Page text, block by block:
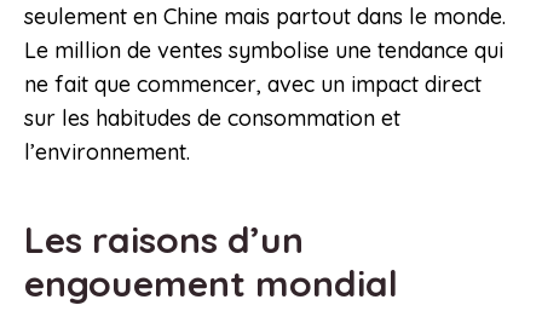
seulement en Chine mais partout dans le monde.
Le million de ventes symbolise une tendance qui
ne fait que commencer, avec un impact direct
sur les habitudes de consommation et
l’environnement.
Les raisons d’un
engouement mondial